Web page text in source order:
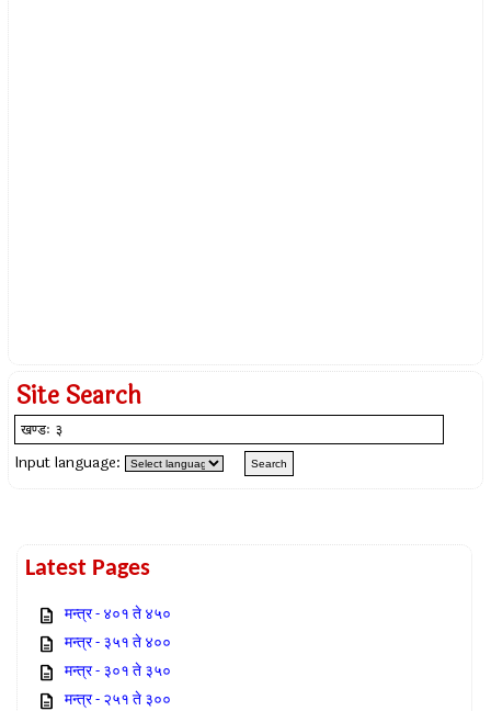
Site Search
Input language:
Latest Pages
मन्त्र - ४०१ ते ४५०
मन्त्र - ३५१ ते ४००
मन्त्र - ३०१ ते ३५०
मन्त्र - २५१ ते ३००